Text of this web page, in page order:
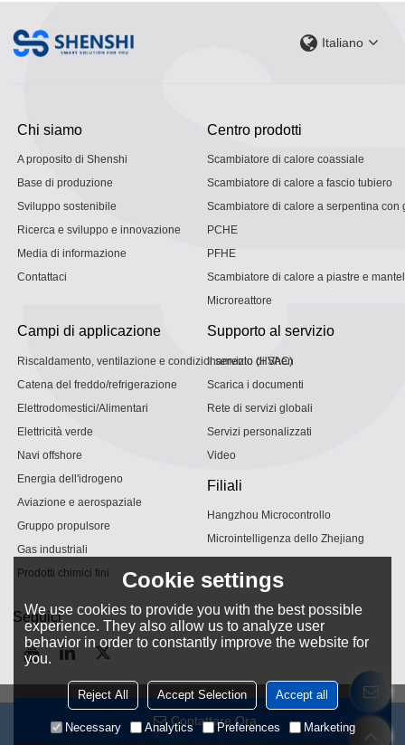
Contattare Ora
Italiano
Chi siamo
A proposito di Shenshi
Base di produzione
Sviluppo sostenibile
Ricerca e sviluppo e innovazione
Media di informazione
Contattaci
Centro prodotti
Scambiatore di calore coassiale
Scambiatore di calore a fascio tubiero
Scambiatore di calore a serpentina con
PCHE
PFHE
Scambiatore di calore a piastre e
Microreattore
Campi di applicazione
Riscaldamento, ventilazione e condizionamento (HVAC)
Catena del freddo/refrigerazione
Elettrodomestici/Alimentari
Elettricità verde
Navi offshore
Energia dell'idrogeno
Aviazione e aerospaziale
Gruppo propulsore
Gas industriali
Prodotti chimici fini
Supporto al servizio
Il servizio di Shen
Scarica i documenti
Rete di servizi globali
Servizi personalizzati
Video
Filiali
Hangzhou Microcontrollo
Microintelligenza dello Zhejiang
Seguici
Copyright © 2026Hangzhou Shenshi Energy Conservation Technology Co.,
Cookie settings
We use cookies to provide you with the best possible
experience. They also allow us to analyze user
behavior in order to constantly improve the website for
you.
Reject All Accept Selection Accept all
Necessary Analytics Preferences Marketing